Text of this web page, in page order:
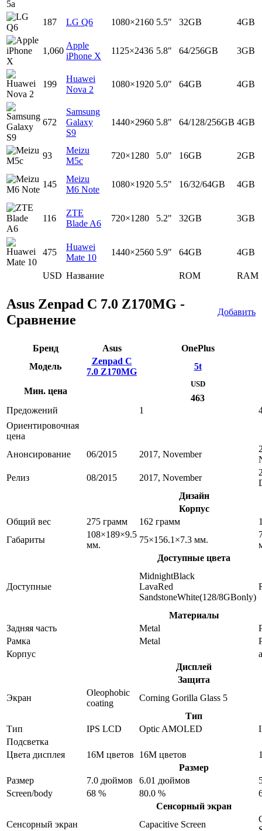
USD Название ROM RAM
187 LG Q6 1080×2160 5.5" 32GB 4GB
1,060
Apple
iPhone X
1125×2436 5.8" 64/256GB 3GB
199
Huawei
Nova 2
1080×1920 5.0" 64GB 4GB
672
Samsung
Galaxy
S9
1440×2960 5.8" 64/128/256GB 4GB
93
Meizu
M5c
720×1280 5.0" 16GB 2GB
145
Meizu
M6 Note
1080×1920 5.5" 16/32/64GB 4GB
116
ZTE
Blade A6
720×1280 5.2" 32GB 3GB
475
Huawei
Mate 10
1440×2560 5.9" 64GB 4GB
Asus Zenpad C 7.0 Z170MG -
Сравнение
Добавить
Бренд Asus
OnePlus
Модель
Zenpad C
7.0 Z170MG
5t
Мин. цена
USD
463
Предожений
1
Ориентировочная
цена
Анонсирование
06/2015 2017, November
Релиз
08/2015 2017, November
Дизайн
Корпус
Общий вес
275 грамм 162 грамм
Габариты
108×189×9.5
мм.
75×156.1×7.3 мм.
Доступные цвета
Доступные
MidnightBlack
LavaRed
SandstoneWhite(128/8GBonly)
Материалы
Задняя часть
Metal
Рамка
Metal
Корпус
Дисплей
Защита
Экран
Oleophobic
coating
Corning Gorilla Glass 5
Тип
Тип
IPS LCD Optic AMOLED
Подсветка
Цвета дисплея
16M цветов 16M цветов
Размер
Размер
7.0 дюймов 6.01 дюймов
Screen/body
68 % 80.0 %
Сенсорный экран
Сенсорный экран
Capacitive Screen